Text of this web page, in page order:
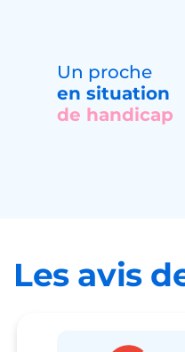
Un proche
en situation
de handicap
Les avis